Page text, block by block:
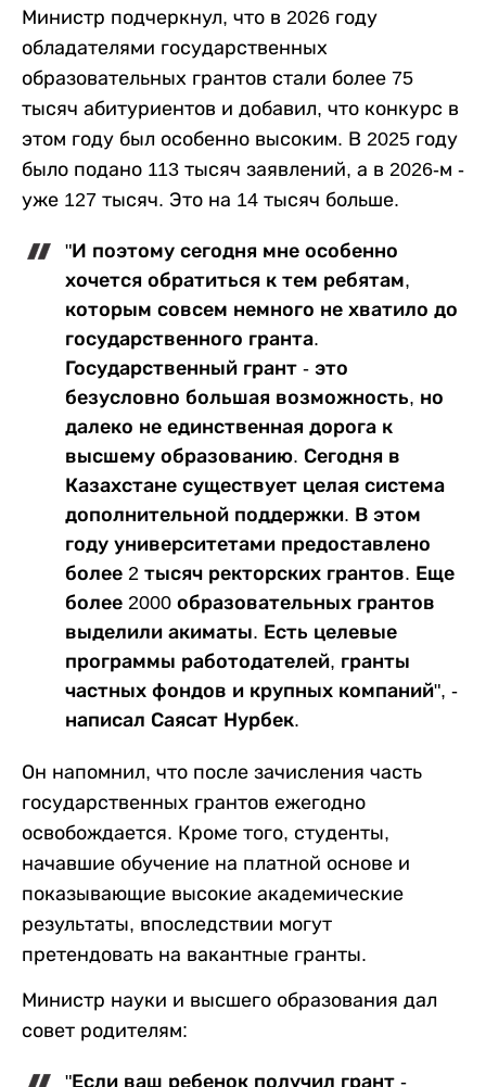
Министр подчеркнул, что в 2026 году
обладателями государственных
образовательных грантов стали более 75
тысяч абитуриентов и добавил, что конкурс в
этом году был особенно высоким. В 2025 году
было подано 113 тысяч заявлений, а в 2026-м -
уже 127 тысяч. Это на 14 тысяч больше.
"И поэтому сегодня мне особенно
хочется обратиться к тем ребятам,
которым совсем немного не хватило до
государственного гранта.
Государственный грант - это
безусловно большая возможность, но
далеко не единственная дорога к
высшему образованию. Сегодня в
Казахстане существует целая система
дополнительной поддержки. В этом
году университетами предоставлено
более 2 тысяч ректорских грантов. Еще
более 2000 образовательных грантов
выделили акиматы. Есть целевые
программы работодателей, гранты
частных фондов и крупных компаний", -
написал Саясат Нурбек.
Он напомнил, что после зачисления часть
государственных грантов ежегодно
освобождается. Кроме того, студенты,
начавшие обучение на платной основе и
показывающие высокие академические
результаты, впоследствии могут
претендовать на вакантные гранты.
Министр науки и высшего образования дал
совет родителям:
"Если ваш ребенок получил грант -